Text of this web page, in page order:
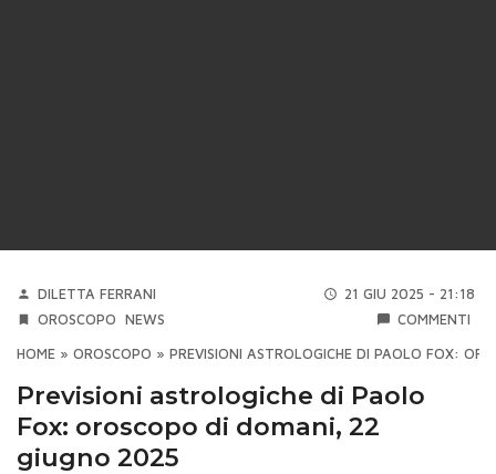
DILETTA FERRANI
21 GIU 2025 - 21:18
OROSCOPO
NEWS COMMENTI
HOME » OROSCOPO » PREVISIONI ASTROLOGICHE DI PAOLO FOX:
Previsioni astrologiche di Paolo
Fox: oroscopo di domani, 22
giugno 2025